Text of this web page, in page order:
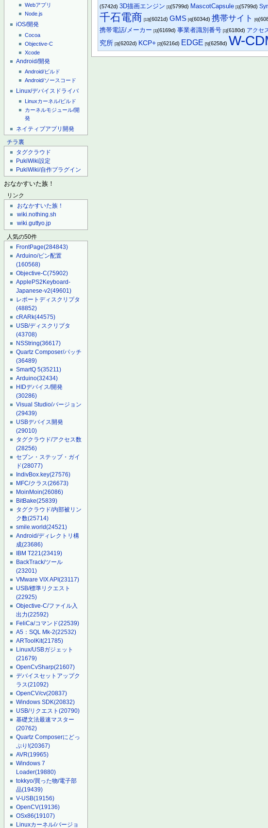
Webアプリ
Node.js
iOS/開発
Cocoa
Objective-C
Xcode
Android/開発
Android/ビルド
Android/ソースコード
Linux/デバイスドライバ
Linuxカーネル/ビルド
カーネルモジュール/開
発
ネイティブアプリ開発
チラ裏
タグクラウド
PukiWiki設定
PukiWiki/自作プラグイン
おなかすいた族！
リンク
おなかすいた族！
wiki.nothing.sh
wiki.guttyo.jp
人気の50件
FrontPage(284843)
Arduino/ピン配置
(160568)
Objective-C(75902)
ApplePS2Keyboard-
Japanese-v2(49601)
レポートディスクリプタ
(48852)
cRARk(44575)
USB/ディスクリプタ
(43708)
NSString(36617)
Quartz Composer/パッチ
(36489)
SmartQ 5(35211)
Arduino(32434)
HIDデバイス/開発
(30286)
Visual Studio/バージョン
(29439)
USBデバイス開発
(29010)
タグクラウド/アクセス数
(28256)
セブン・ステップ・ガイ
ド(28077)
IndivBox.key(27576)
MFC/クラス(26673)
MoinMoin(26086)
BitBake(25839)
タグクラウド/内部被リン
ク数(25714)
smile.world(24521)
Android/ディレクトリ構
成(23686)
IBM T221(23419)
BackTrack/ツール
(23201)
VMware VIX API(23117)
USB/標準リクエスト
(22925)
Objective-C/ファイル入
出力(22592)
FeliCa/コマンド(22539)
A5：SQL Mk-2(22532)
ARToolKit(21785)
Linux/USBガジェット
(21679)
OpenCvSharp(21607)
デバイスセットアップク
ラス(21092)
OpenCV/cv(20837)
Windows SDK(20832)
USB/リクエスト(20790)
基礎文法最速マスター
(20762)
Quartz Composerにどっ
ぷり!(20367)
AVR(19965)
Windows 7
Loader(19880)
tokkyo/買った物/電子部
品(19439)
V-USB(19156)
OpenCV(19136)
OSx86(19107)
Linuxカーネル/バージョ
(5742d)3D描画エンジン [1](5799d) MascotCapsule [1](5799d)
千石電商 [13](6021d)GMS [4](6034d)携帯サイト [6]
携帯電話/メーカー [1](6169d)事業者識別番号 [1](6180d) アクセ
究所 [3](6202d) KCP+ [2](6216d) EDGE [5](6258d) W-